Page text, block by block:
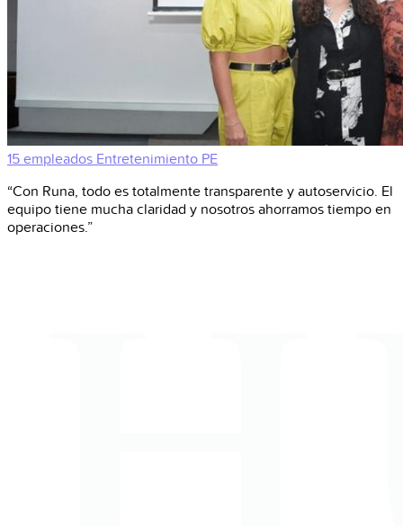
15 empleados Entretenimiento PE
“Con Runa, todo es totalmente transparente y autoservicio. El
equipo tiene mucha claridad y nosotros ahorramos tiempo en
operaciones.”